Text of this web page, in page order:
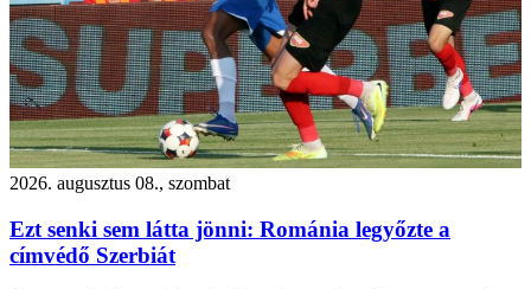
2026. augusztus 08., szombat
Ezt senki sem látta jönni: Románia legyőzte a
címvédő Szerbiát